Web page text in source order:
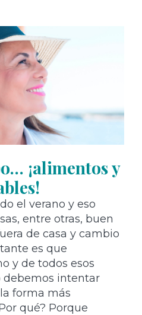
¡alimentos y
el verano y eso
entre otras, buen
de casa y cambio
es que
y de todos esos
debemos intentar
forma más
qué? Porque